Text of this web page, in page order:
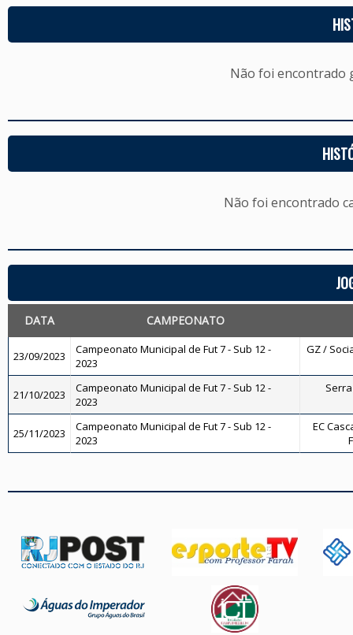
Não foi encontrado
Não foi encontrado
DATA CAMPEONATO
23/09/2023
Campeonato Municipal de Fut 7 - Sub 12 -
2023
GZ /
21/10/2023
Campeonato Municipal de Fut 7 - Sub 12 -
2023
25/11/2023
Campeonato Municipal de Fut 7 - Sub 12 -
2023
EC